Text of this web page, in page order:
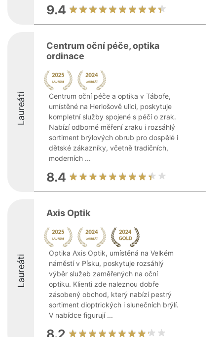
9.4
Laureáti
Centrum oční péče, optika
ordinace
Centrum oční péče a optika v Táboře,
umístěné na Herlošově ulici, poskytuje
kompletní služby spojené s péčí o zrak.
Nabízí odborné měření zraku i rozsáhlý
sortiment brýlových obrub pro dospělé i
dětské zákazníky, včetně tradičních,
moderních ...
8.4
Laureáti
Axis Optik
Optika Axis Optik, umístěná na Velkém
náměstí v Písku, poskytuje rozsáhlý
výběr služeb zaměřených na oční
optiku. Klienti zde naleznou dobře
zásobený obchod, který nabízí pestrý
sortiment dioptrických i slunečních brýlí.
V nabídce figurují ...
8.2